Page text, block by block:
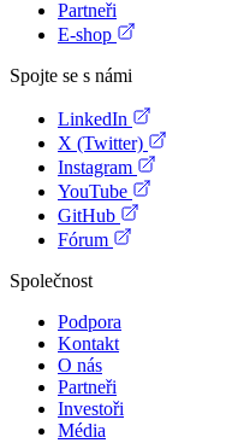
Partneři
E-shop
Spojte se s námi
LinkedIn
X (Twitter)
Instagram
YouTube
GitHub
Fórum
Společnost
Podpora
Kontakt
O nás
Partneři
Investoři
Média